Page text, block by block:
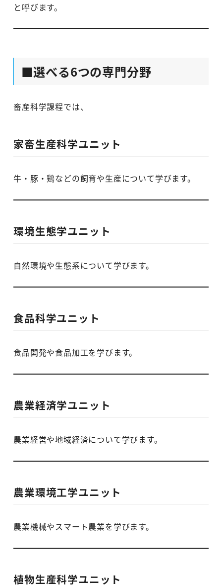
と呼びます。
■選べる6つの専門分野
畜産科学課程では、
家畜生産科学ユニット
牛・豚・鶏などの飼育や生産について学びます。
環境生態学ユニット
自然環境や生態系について学びます。
食品科学ユニット
食品開発や食品加工を学びます。
農業経済学ユニット
農業経営や地域経済について学びます。
農業環境工学ユニット
農業機械やスマート農業を学びます。
植物生産科学ユニット